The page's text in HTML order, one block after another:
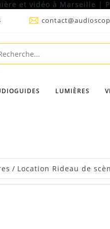
LUMIÈRES
/ Location Rideau de